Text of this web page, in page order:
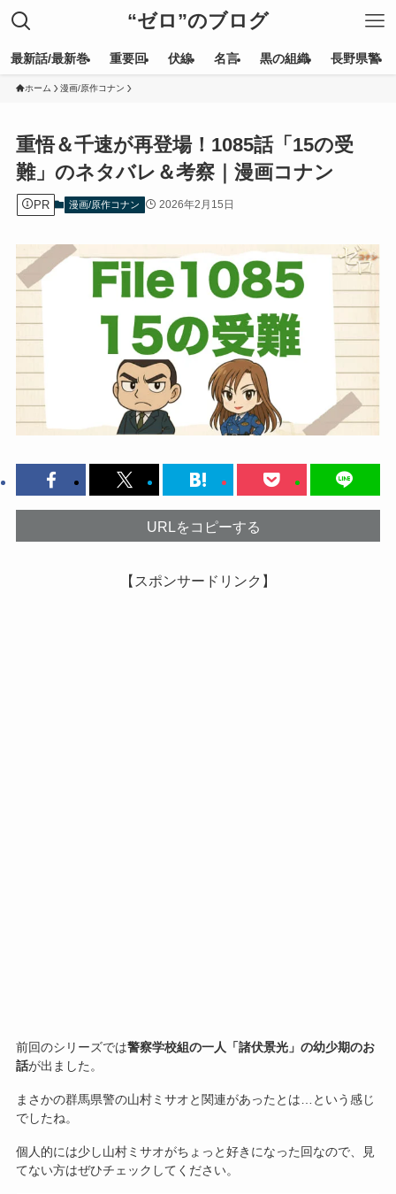
“ゼロ”のブログ
最新話/最新巻 重要回 伏線 名言 黒の組織 長野県警
ホーム 漫画/原作コナン
重悟＆千速が再登場！1085話「15の受
難」のネタバレ＆考察｜漫画コナン
PR 漫画/原作コナン 2026年2月15日
URLをコピーする
【スポンサードリンク】
前回のシリーズでは警察学校組の一人「諸伏景光」の幼少期のお
話が出ました。
まさかの群馬県警の山村ミサオと関連があったとは…という感じ
でしたね。
個人的には少し山村ミサオがちょっと好きになった回なので、見
てない方はぜひチェックしてください。